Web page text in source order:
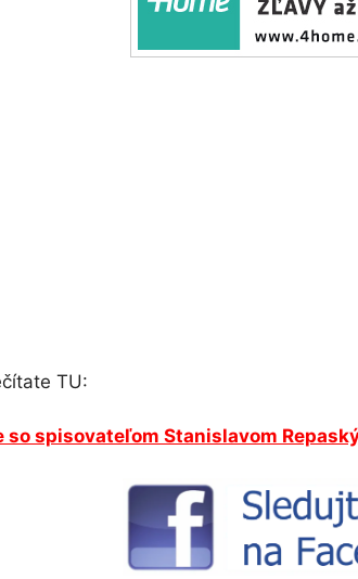
TU:
spisovateľom Stanislavom